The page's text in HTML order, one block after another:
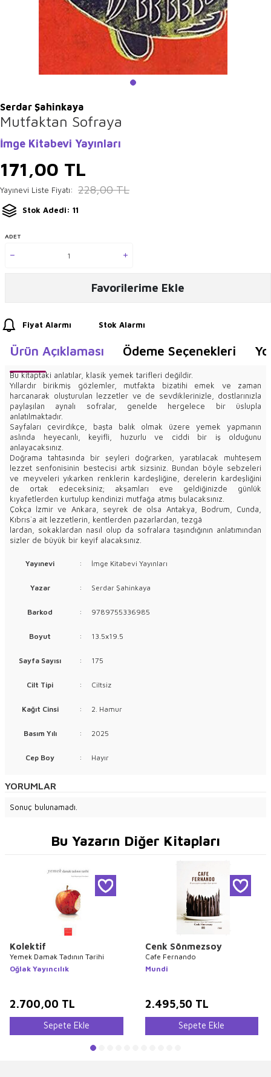
Serdar Şahinkaya
Mutfaktan Sofraya
İmge Kitabevi Yayınları
171,00 TL
Yayınevi Liste Fiyatı: 228,00TL
Stok Adedi: 11
ADET
Favorilerime Ekle
Fiyat Alarmı Stok Alarmı
Ürün Açıklaması Ödeme Seçenekleri
Bu kitaptaki anlatılar, klasik yemek tarifleri değildir.
Yıllardır birikmiş gözlemler, mutfakta bizatihi emek ve zaman
harcanarak oluşturulan lezzetler ve de sevdiklerinizle, dostlarınızla
paylaşılan aynalı sofralar, genelde hergelece bir üslupla
anlatılmaktadır.
Sayfaları çevirdikçe, başta balık olmak üzere yemek yapmanın
aslında heyecanlı, keyifli, huzurlu ve ciddi bir iş olduğunu
anlayacaksınız.
Doğrama tahtasında bir şeyleri doğrarken, yaratılacak muhteşem
lezzet senfonisinin bestecisi artık sizsiniz. Bundan böyle sebzeleri
ve meyveleri yıkarken renklerin kardeşliğine, derelerin kardeşliğini
de ortak edeceksiniz; akşamları eve geldiğinizde günlük
kıyafetlerden kurtulup kendinizi mutfağa atmış bulacaksınız.
Çokça İzmir ve Ankara, seyrek de olsa Antakya, Bodrum, Cunda,
Kıbrıs`a ait lezzetlerin, kentlerden pazarlardan, tezgâ
lardan, sokaklardan nasıl olup da sofralara taşındığının anlatımından
sizler de büyük bir keyif alacaksınız.
Yayınevi : İmge Kitabevi Yayınları
Yazar : Serdar Şahinkaya
Barkod : 9789755336985
Boyut : 13.5x19.5
Sayfa Sayısı : 175
Cilt Tipi : Ciltsiz
Kağıt Cinsi : 2. Hamur
Basım Yılı : 2025
Cep Boy : Hayır
YORUMLAR
Sonuç bulunamadı.
Bu Yazarın Diğer Kitapları
Kolektif
Yemek Damak Tadının Tarihi
Oğlak Yayıncılık
2.700,00 TL
Sepete Ekle
Cenk Sönmezsoy
Cafe Fernando
Mundi
2.495,50 TL
Sepete Ekle